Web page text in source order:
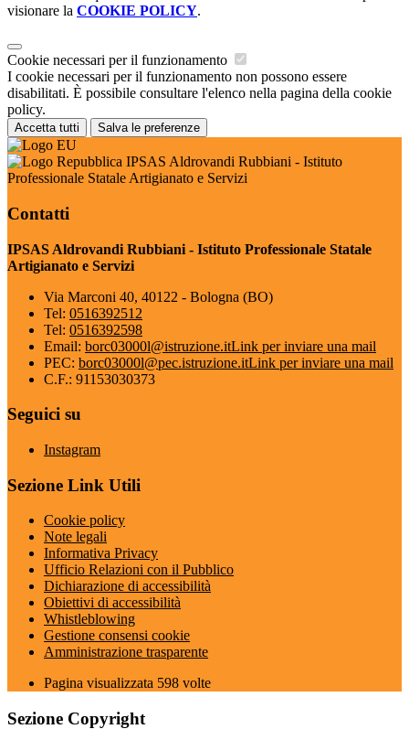
visionare la COOKIE POLICY.
Cookie necessari per il funzionamento
I cookie necessari per il funzionamento non possono essere
disabilitati. È possibile consultare l'elenco nella pagina della cookie
policy.
Accetta tutti Salva le preferenze
IPSAS Aldrovandi Rubbiani - Istituto
Professionale Statale Artigianato e Servizi
Contatti
IPSAS Aldrovandi Rubbiani - Istituto Professionale Statale
Artigianato e Servizi
Via Marconi 40, 40122 - Bologna (BO)
Tel: 0516392512
Tel: 0516392598
Email: borc03000l@istruzione.itLink per inviare una mail
PEC: borc03000l@pec.istruzione.itLink per inviare una mail
C.F.: 91153030373
Seguici su
Instagram
Sezione Link Utili
Cookie policy
Note legali
Informativa Privacy
Ufficio Relazioni con il Pubblico
Dichiarazione di accessibilità
Obiettivi di accessibilità
Whistleblowing
Gestione consensi cookie
Amministrazione trasparente
Pagina visualizzata 598 volte
Sezione Copyright